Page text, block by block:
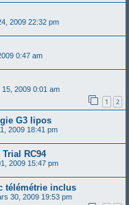
2009 22:32 pm
0:47 am
15, 2009 0:01 am
1 2
G3 lipos
2009 18:41 pm
RC94
2009 15:47 pm
télémétrie inclus
30, 2009 19:53 pm